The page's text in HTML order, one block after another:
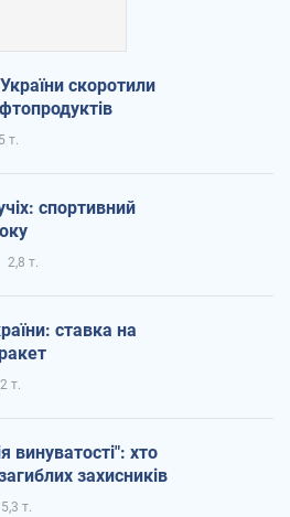
скоротили
т.
спортивний
2,8 т.
ставка на
т.
винуватості": хто
захисників
5,3 т.